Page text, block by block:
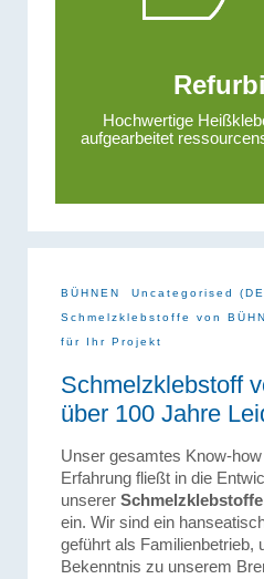
Hochwertige
aufgearbeitet
BÜHNEN
Uncategorised
Schmelzklebstoffe von
für Ihr Projekt
Schmelzklebstoff
über 100 Jahre
Unser gesamtes Know-
Erfahrung fließt in die
unserer
ein. Wir sind ein
geführt als Familienbetrieb,
Bekenntnis zu unserem